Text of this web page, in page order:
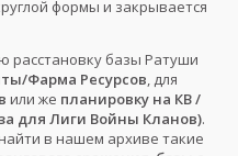
формы и закрывается
расстановку базы Ратуши
Фарма Ресурсов, для
или же планировку на КВ /
для Лиги Войны Кланов).
в нашем архиве такие